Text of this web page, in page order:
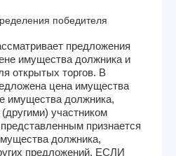
победителя
предложения
имущества должника и
открытых торгов. В
цена имущества
имущества должника,
участником
признается
должника,
предложений. ЕСЛИ